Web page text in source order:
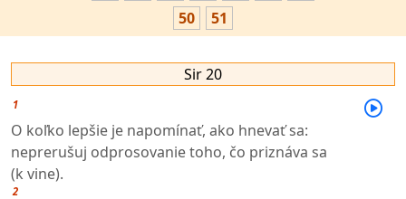
50
51
Sir 20
1
O koľko lepšie je napomínať, ako hnevať sa:
neprerušuj odprosovanie toho, čo priznáva sa
(k vine).
2